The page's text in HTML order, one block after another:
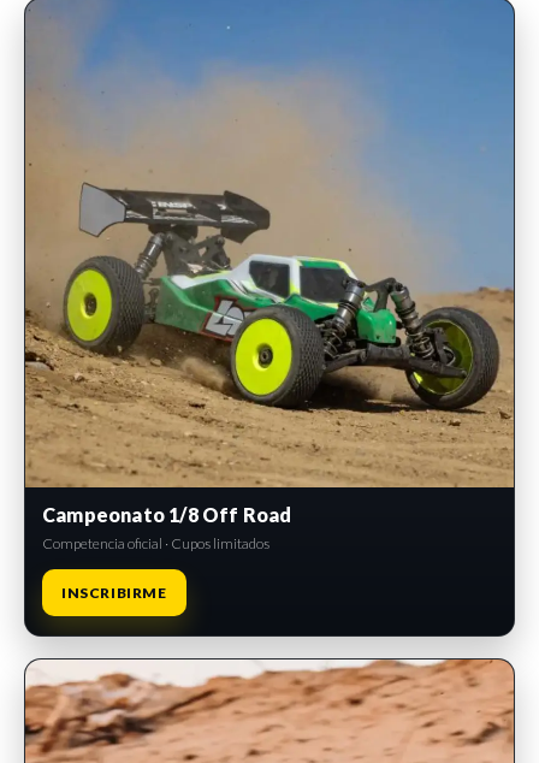
INSCRIPCIONES ABIERTAS
Campeonato 1/8 Off Road
Competencia oficial · Cupos limitados
INSCRIBIRME
INSCRIPCIONES ABIERTAS